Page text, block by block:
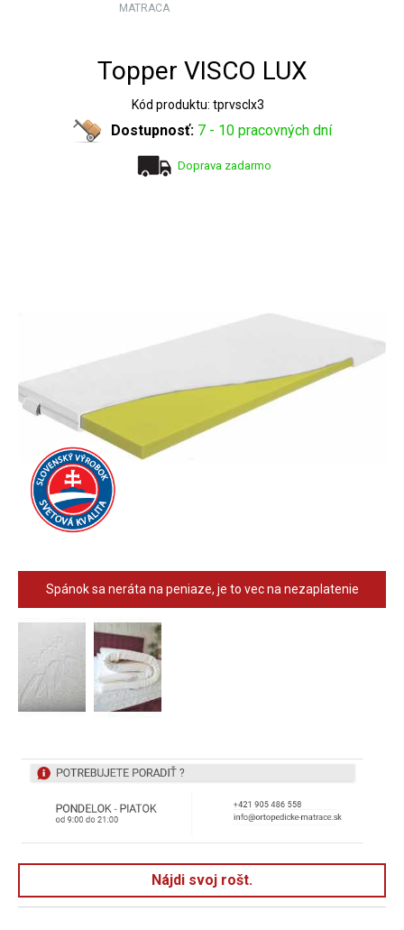
MATRACA
Topper VISCO LUX
Kód produktu: tprvsclx3
Dostupnosť: 7 - 10 pracovných dní
Doprava zadarmo
Spánok sa neráta na peniaze, je to vec na nezaplatenie
Nájdi svoj rošt.